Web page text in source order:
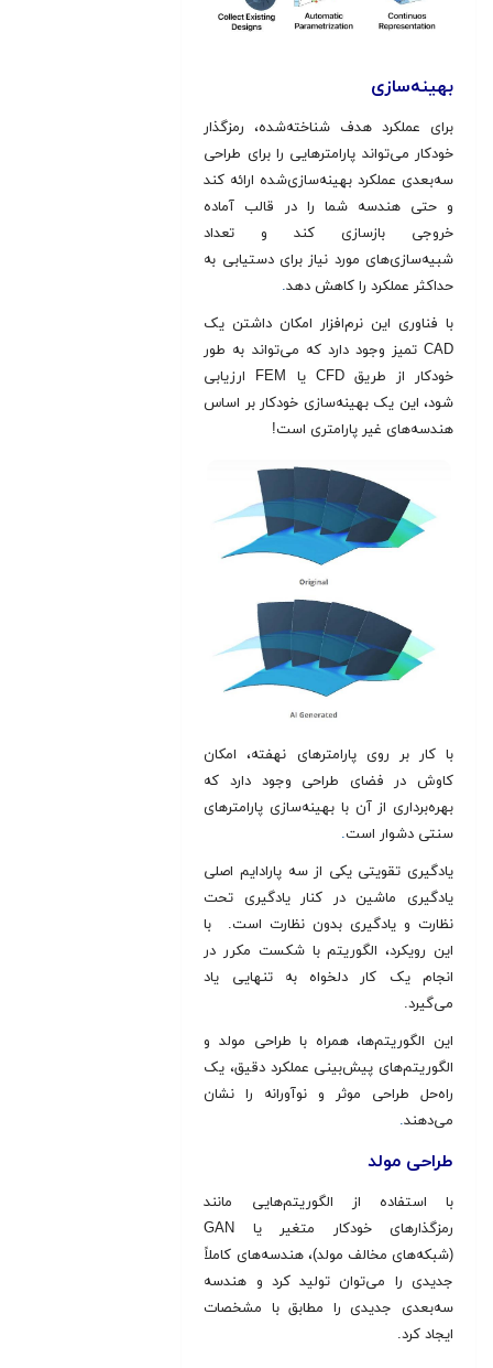
بهينه‌سازی
برای عملکرد هدف شناخته‌شده، رمزگذار
خودکار می‌تواند پارامترهایی را برای طراحی
سه‌بعدی عملکرد بهینه‌سازی‌شده ارائه کند
و حتی هندسه شما را در قالب آماده
خروجی بازسازی کند و تعداد
شبیه‌سازی‌های مورد نیاز برای دستیابی به
حداکثر عملکرد را کاهش دهد.
با فناوری این نرم‌افزار امکان داشتن یک
CAD تمیز وجود دارد که می‌تواند به طور
خودکار از طریق CFD یا FEM ارزیابی
شود، این یک بهینه‌‌سازی خودکار بر اساس
هندسه‌های غیر پارامتری است!
با کار بر روی پارامترهای نهفته، امکان
کاوش در فضای طراحی وجود دارد که
بهره‌برداری از آن با بهینه‌سازی پارامترهای
سنتی دشوار است.
یادگیری تقویتی یکی از سه پارادایم اصلی
یادگیری ماشین در کنار یادگیری تحت
نظارت و یادگیری بدون نظارت است. با
این رویکرد، الگوریتم با شکست مکرر در
انجام یک کار دلخواه به تنهایی یاد
می‌گیرد.
این الگوریتم‌ها، همراه با طراحی مولد و
الگوریتم‌های پیش‌بینی عملکرد دقیق، یک
راه‌حل طراحی موثر و نوآورانه را نشان
می‌دهند.
طراحی مولد
با استفاده از الگوریتم‌هایی مانند
رمزگذارهای خودکار متغیر یا GAN
(شبکه‌های مخالف مولد)، هندسه‌های کاملاً
جدیدی را می‌توان تولید کرد و هندسه
سه‌بعدی جدیدی را مطابق با مشخصات
ایجاد کرد.